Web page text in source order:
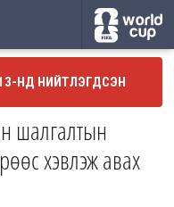
НД НИЙТЛЭГДСЭН
шалгалтын
хэвлэж авах